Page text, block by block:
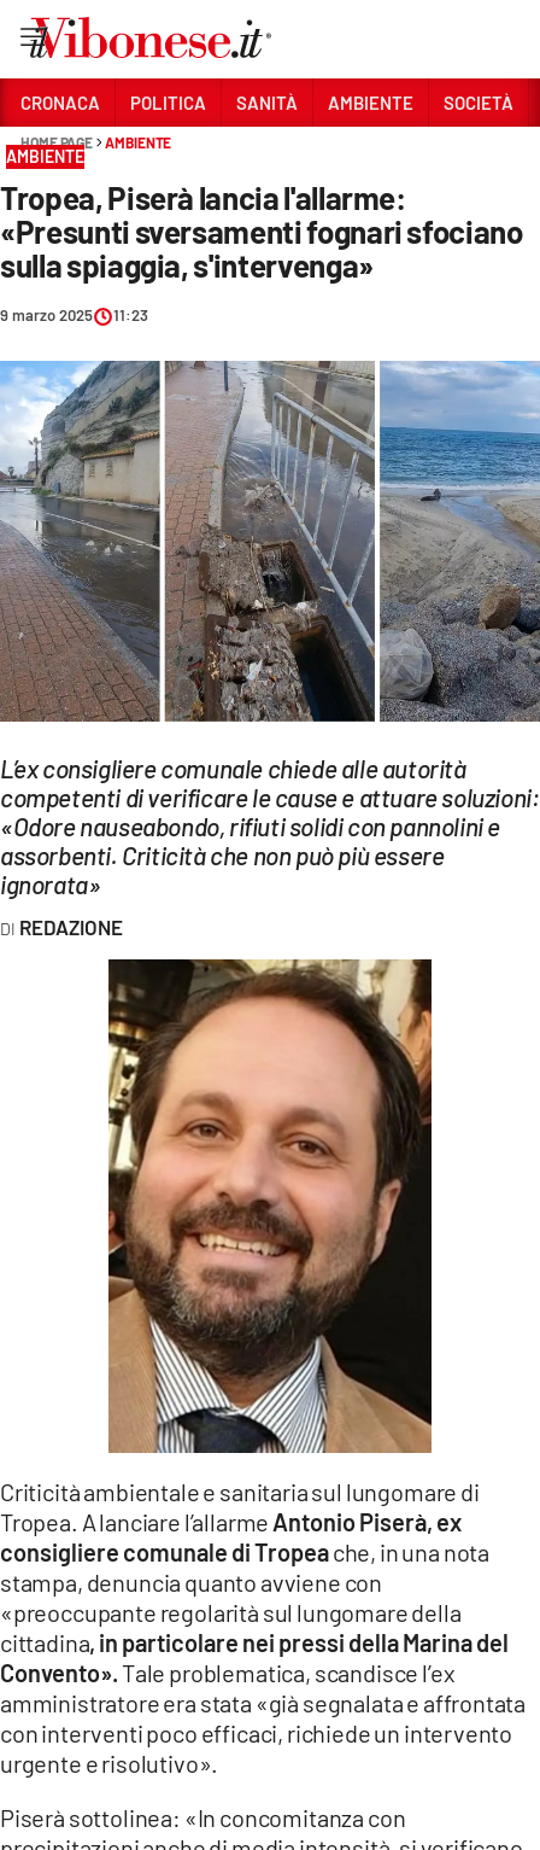
Sezioni
CRONACA
POLITICA
SOCIETÀ
CULTURA
ECONOMIA E LAVORO
EVENTI
SPORT
Streaming
LAC TV
LAC NETWORK
LAC ONAIR
LaC
LACPLAY.IT
LACONAIR.IT
LACITYMAG.IT
ILREGGINO.IT
COSENZACHANNEL.IT
ILVIBONESE.IT
CATANZAROCHANNEL.IT
LACAPITALENEWS.IT
ANDROID
APPLE
CRONACA POLITICA SANITÀ AMBIENTE SOCIETÀ
HOME PAGE AMBIENTE
AMBIENTE
Tropea, Piserà lancia l'allarme:
«Presunti sversamenti fognari sfociano
sulla spiaggia, s'intervenga»
9 marzo 2025 11:23
L’ex consigliere comunale chiede alle autorità
competenti di verificare le cause e attuare soluzioni:
«Odore nauseabondo, rifiuti solidi con pannolini e
assorbenti. Criticità che non può più essere
ignorata»
REDAZIONE
Criticità ambientale e sanitaria sul lungomare di
Tropea. A lanciare l’allarme Antonio Piserà, ex
consigliere comunale di Tropeache, in una nota
stampa, denuncia quanto avviene con
«preoccupante regolarità sul lungomare della
cittadina, in particolare nei pressi della Marina del
Convento».Tale problematica, scandisce l’ex
amministratore era stata «già segnalata e affrontata
con interventi poco efficaci, richiede un intervento
urgente e risolutivo».
Piserà sottolinea: «In concomitanza con